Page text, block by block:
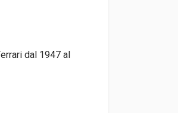
dal 1947 al